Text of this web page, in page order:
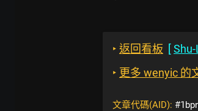
‣ 返回看板 [Shu-
‣ 更多 wenyic 的
文章代碼(AID):